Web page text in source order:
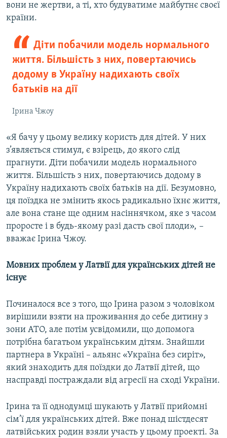
вони не жертви, а ті, хто будуватиме майбутнє своєї
країни.
Діти побачили модель нормального
життя. Більшість з них, повертаючись
додому в Україну надихають своїх
батьків на дії
Ірина Чжоу
«Я бачу у цьому велику користь для дітей. У них
з’являється стимул, є взірець, до якого слід
прагнути. Діти побачили модель нормального
життя. Більшість з них, повертаючись додому в
Україну надихають своїх батьків на дії. Безумовно,
ця поїздка не змінить якось радикально їхнє життя,
але вона стане ще одним насіннячком, яке з часом
проросте і в будь-якому разі дасть свої плоди», –
вважає Ірина Чжоу.
Мовних проблем у Латвії для українських дітей не
існує
Починалося все з того, що Ірина разом з чоловіком
вирішили взяти на проживання до себе дитину з
зони АТО, але потім усвідомили, що допомога
потрібна багатьом українським дітям. Знайшли
партнера в Україні – альянс «Україна без сиріт»,
який знаходить для поїздки до Латвії дітей, що
насправді постраждали від агресії на сході України.
Ірина та її однодумці шукають у Латвії прийомні
сім’ї для українських дітей. Вже понад шістдесят
латвійських родин взяли участь у цьому проекті. За